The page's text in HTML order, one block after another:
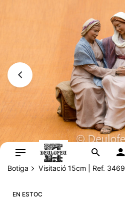
Botiga Visitació 15cm | Ref. 3469
EN ESTOC